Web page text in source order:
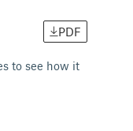
PDF
to see how it